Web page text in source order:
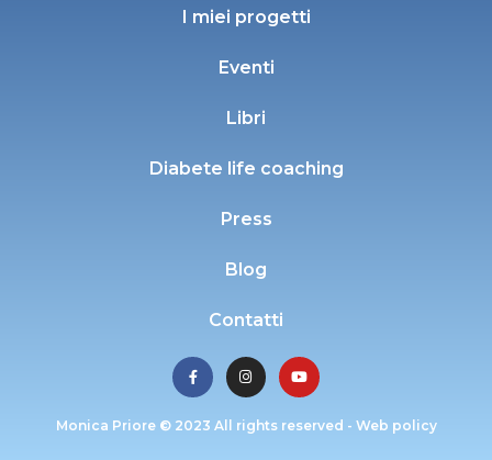
I miei progetti
Eventi
Libri
Diabete life coaching
Press
Blog
Contatti
Monica Priore © 2023 All rights reserved - Web policy